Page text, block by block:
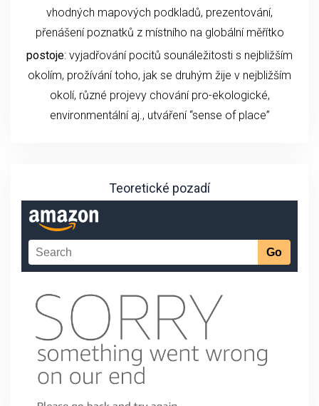
vhodných mapových podkladů, prezentování,
přenášení poznatků z místního na globální měřítko
postoje: vyjadřování pocitů sounáležitosti s nejbližším
okolím, prožívání toho, jak se druhým žije v nejbližším
okolí, různé projevy chování pro-ekologické,
environmentální aj., utváření “sense of place”
Teoretické pozadí